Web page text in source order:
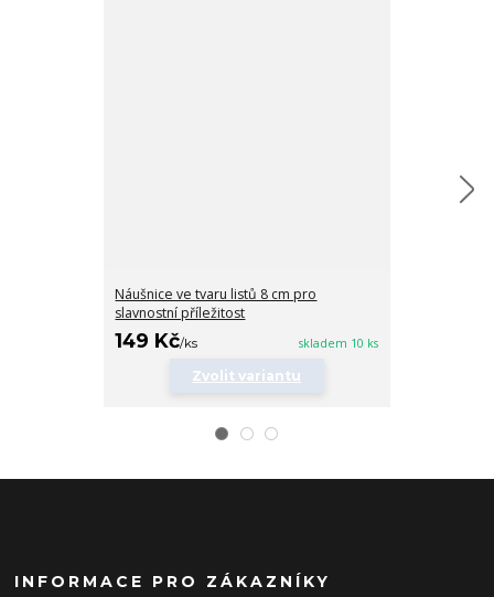
Náušnice ve tvaru listů 8 cm pro
slavnostní příležitost
149 Kč/ks skladem 10 ks
Zvolit variantu
INFORMACE PRO ZÁKAZNÍKY